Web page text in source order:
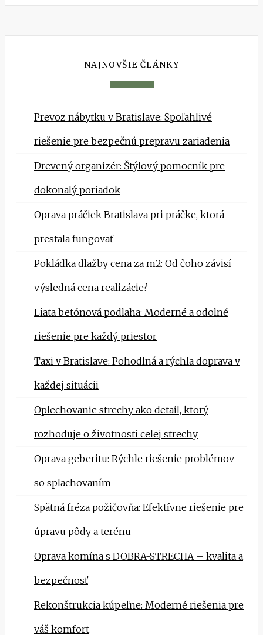
NAJNOVŠIE ČLÁNKY
Prevoz nábytku v Bratislave: Spoľahlivé
riešenie pre bezpečnú prepravu zariadenia
Drevený organizér: Štýlový pomocník pre
dokonalý poriadok
Oprava práčiek Bratislava pri práčke, ktorá
prestala fungovať
Pokládka dlažby cena za m2: Od čoho závisí
výsledná cena realizácie?
Liata betónová podlaha: Moderné a odolné
riešenie pre každý priestor
Taxi v Bratislave: Pohodlná a rýchla doprava v
každej situácii
Oplechovanie strechy ako detail, ktorý
rozhoduje o životnosti celej strechy
Oprava geberitu: Rýchle riešenie problémov
so splachovaním
Spätná fréza požičovňa: Efektívne riešenie pre
úpravu pôdy a terénu
Oprava komína s DOBRA-STRECHA – kvalita a
bezpečnosť
Rekonštrukcia kúpeľne: Moderné riešenia pre
váš komfort